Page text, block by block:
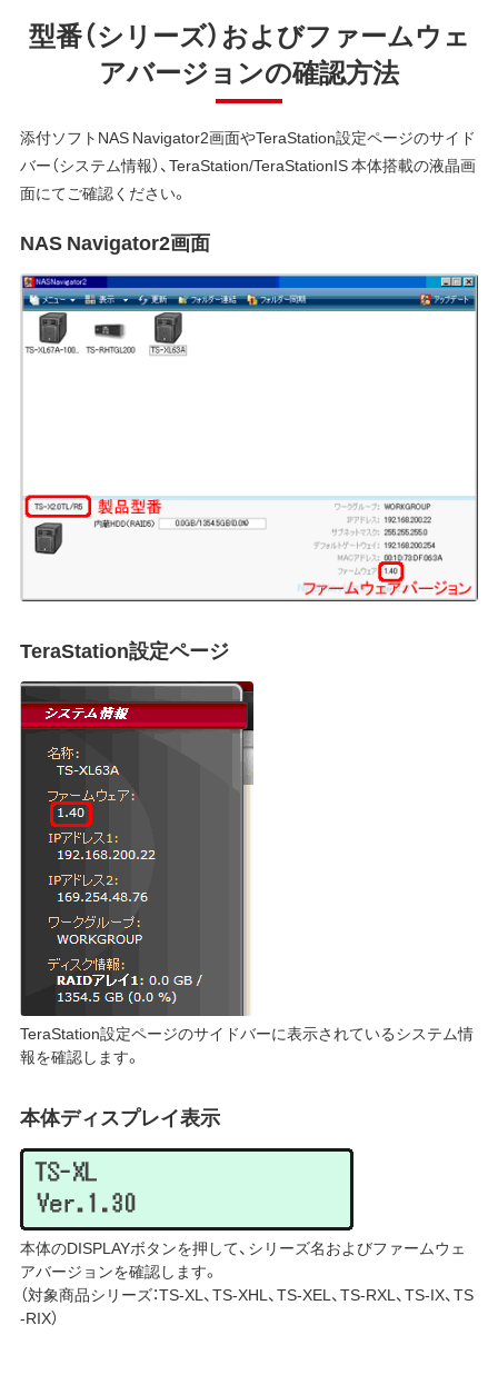
型番（シリーズ）およびファームウェ
アバージョンの確認方法
添付ソフトNAS Navigator2画面やTeraStation設定ページのサイド
バー（システム情報）、TeraStation/TeraStationIS 本体搭載の液晶画
面にてご確認ください。
NAS Navigator2画面
TeraStation設定ページ
TeraStation設定ページのサイドバーに表示されているシステム情
報を確認します。
本体ディスプレイ表示
本体のDISPLAYボタンを押して、シリーズ名およびファームウェ
アバージョンを確認します。
（対象商品シリーズ：TS-XL、TS-XHL、TS-XEL、TS-RXL、TS-IX、TS
-RIX）